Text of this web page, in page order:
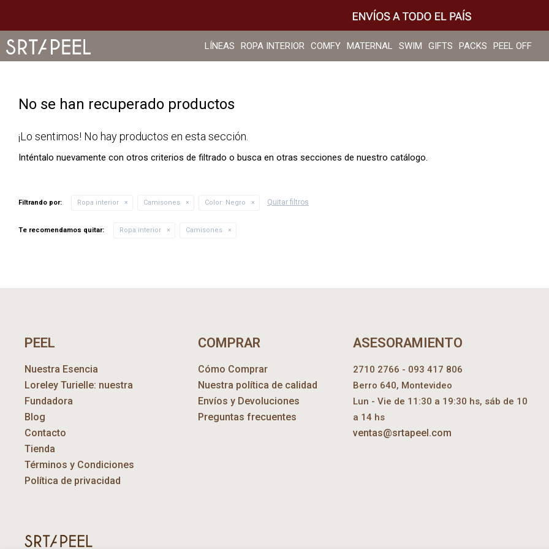
LÍNEAS ROPA INTERIOR COMFY MATERNAL SWIM GIFTS PACKS PEEL OFF
No se han recuperado productos
¡Lo sentimos! No hay productos en esta sección.
Inténtalo nuevamente con otros criterios de filtrado o busca en otras secciones de nuestro catálogo.
Filtrando por: Ropa interior Camisones Color: Negro Quitar filtros
Te recomendamos quitar: Ropa interior Camisones
PEEL
Nuestra Esencia
Loreley Turielle: nuestra
Fundadora
Blog
Contacto
Tienda
Términos y Condiciones
Política de privacidad
COMPRAR
Cómo Comprar
Nuestra política de calidad
Envíos y Devoluciones
Preguntas frecuentes
ASESORAMIENTO
2710 2766 - 093 417 806
Berro 640, Montevideo
Lun - Vie de 11:30 a 19:30 hs, sáb de 10
a 14 hs
ventas@srtapeel.com